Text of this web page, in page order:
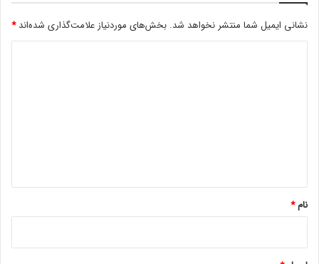
ا
ک
نشانی ایمیل شما منتشر نخواهد شد. بخش‌های موردنیاز علامت‌گذاری شده‌اند*
نام*